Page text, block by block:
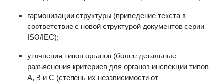
гармонизации структуры (приведение текста в
соответствие с новой структурой документов серии
уточнения типов органов (более детальные
разъяснения критериев для органов инспекции типов